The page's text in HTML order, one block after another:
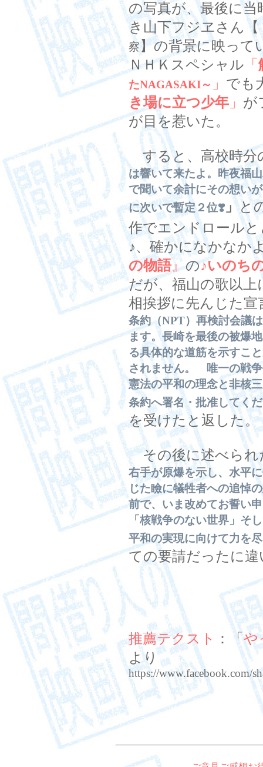
の写真が、最後に
き山下フジヱさん【
察 】の背景に映って
ＮＨＫスペシャル 「
たNAGASAKI～ 」 でも
き場に立つ少年 」 が
が目を惹いた。
すると、高校時分
は響いて来たよ。昨夜福
で聞いて余計にその想い
に次いで暫定２位❣️ 」と
作でエンドロール
♪、確かになかなか
の物語』の♪いのち
だが、福山の歌以上
相挨拶に先んじた宣
条約（NPT）再検討会議
ます。長崎を最後の被爆
る具体的な道筋を示すこ
されません。 唯一の戦
憲法の平和の理念と非核
条約へ署名・批准してく
を受けたと返した。
その後に述べられ
右手が原爆を示し、水平
じた瞼に犠牲者への追悼
前で、いま改めてお誓い
「核戦争のない世界」そ
平和の実現に向けて力を
ての要請だったに
推薦テクスト ：「や
より
https://www.facebook.com/